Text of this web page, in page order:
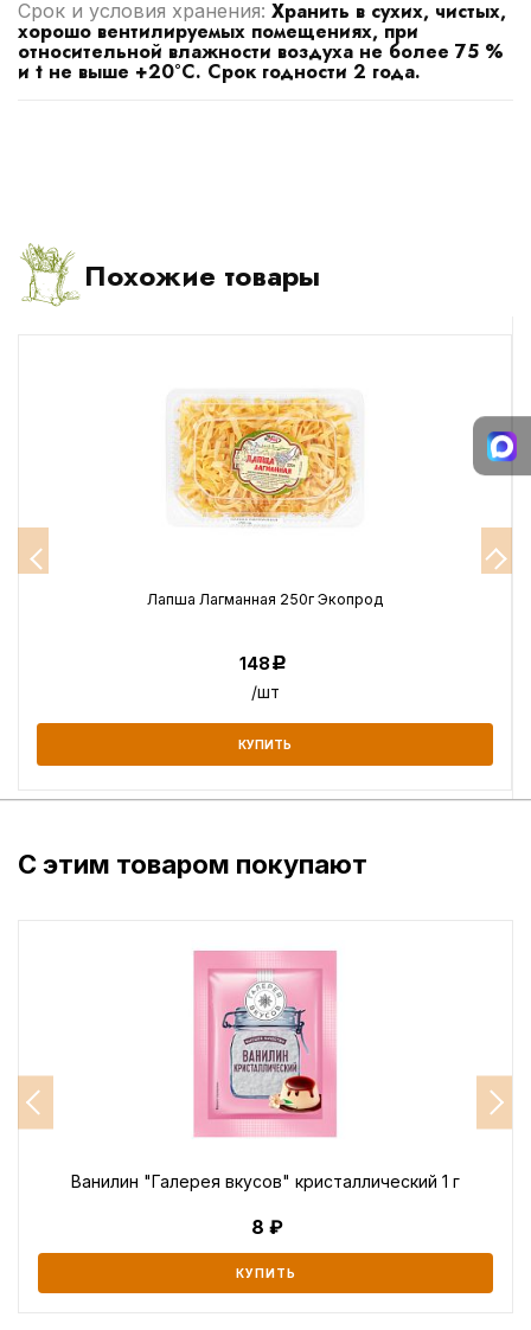
Срок и условия хранения: Хранить в сухих, чистых,
хорошо вентилируемых помещениях, при
относительной влажности воздуха не более 75 %
и t не выше +20°С. Срок годности 2 года.
Похожие товары
Лапша Лагманная 250г Экопрод
148Р
/шт
КУПИТЬ
С этим товаром покупают
Ванилин "Галерея вкусов" кристаллический 1 г
8
КУПИТЬ